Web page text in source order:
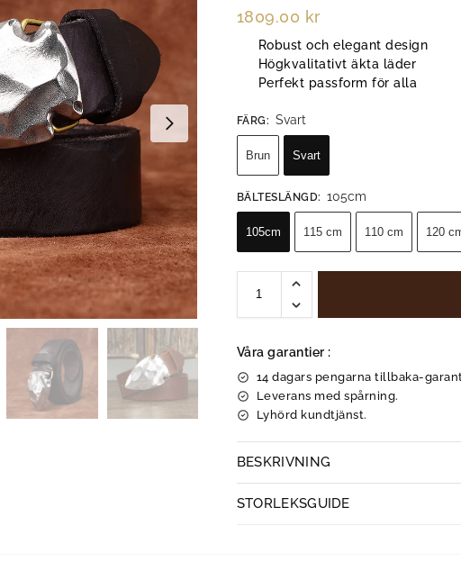
1809.00 kr
Robust och elegant design
Högkvalitativt äkta läder
Perfekt passform för alla
FÄRG: Svart
Brun Svart
BÄLTESLÄNGD: 105cm
105cm 115 cm 110 cm 120
Våra garantier :
14 dagars pengarna tillbaka-
Leverans med spårning.
Lyhörd kundtjänst.
BESKRIVNING
STORLEKSGUIDE